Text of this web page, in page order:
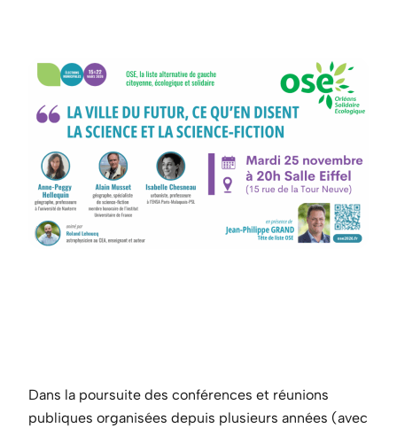
Dans la poursuite des conférences et réunions
publiques organisées depuis plusieurs années (avec